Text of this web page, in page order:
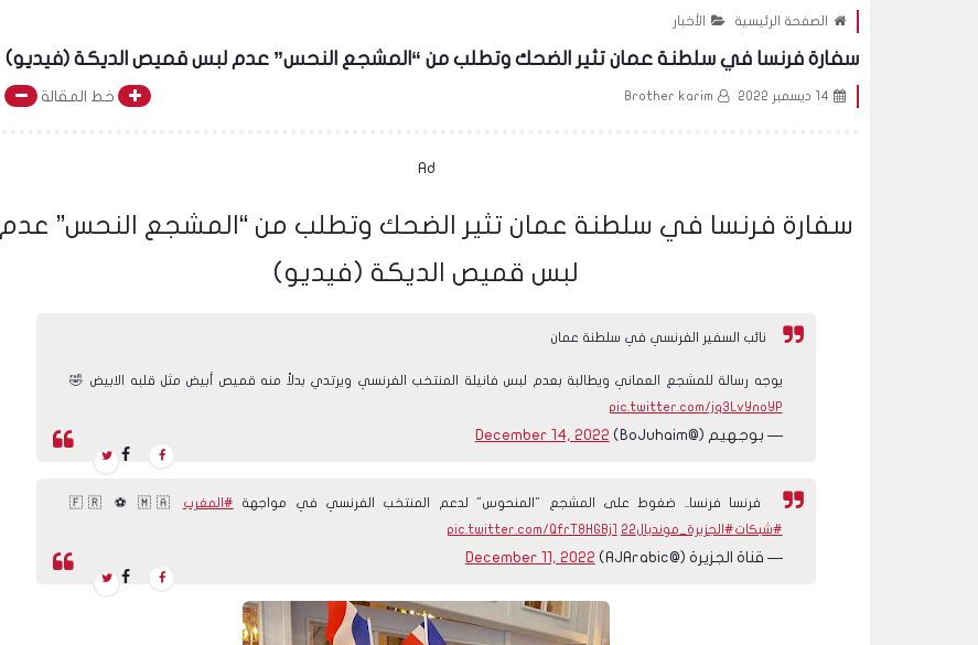
الصفحة الرئيسية الأخبار
سفارة فرنسا في سلطنة عمان تثير الضحك وتطلب من “المشجع النحس” عدم لبس قميص الديكة (فيديو)
14 ديسمبر 2022 Brother karim خط المقالة
Ad
سفارة فرنسا في سلطنة عمان تثير الضحك وتطلب من “المشجع النحس” عدم
لبس قميص الديكة (فيديو)
نائب السفير الفرنسي في سلطنة عمان
يوجه رسالة للمشجع العماني ويطالبة بعدم لبس فانيلة المنتخب الفرنسي ويرتدي بدلاً منه قميص أبيض مثل قلبه الابيض 🤣
pic.twitter.com/jq3LvYnoYP
— بوجهيم (@BoJuhaim) December 14, 2022
فرنسا فرنسا.. ضغوط على المشجع "المنحوس" لدعم المنتخب الفرنسي في مواجهة #المغرب
#شبكات#الجزيرة_مونديال22 pic.twitter.com/QfrT8HGBj1
— قناة الجزيرة (@AJArabic) December 11, 2022